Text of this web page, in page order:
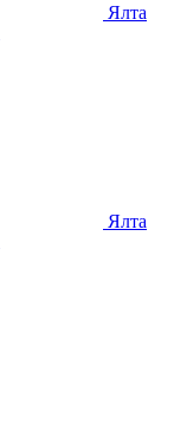
Ялта
Ялта